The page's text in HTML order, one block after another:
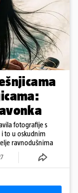
fotografije s
to u oskudnim
ravnodušnima